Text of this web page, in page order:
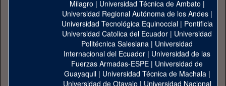
Milagro | Universidad Técnica de Ambato |
Universidad Regional Autónoma de los Andes|
Universidad Tecnológica Equinoccial| Pontificia
Universidad Catolica del Ecuador | Universidad
Politécnica Salesiana | Universidad
Internacional del Ecuador | Universidad de las
Fuerzas Armadas-ESPE | Universidad de
Guayaquil| Universidad Técnica de Machala|
Universidad de Otavalo | Universidad Nacional